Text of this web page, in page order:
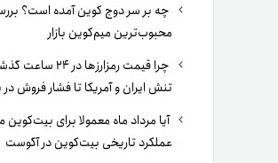
چه بر سر دوج کوین آمده است؟
محبوب‌ترین میم‌کوین بازار
چرا قیمت
تنش ایران و آمریکا تا فشار فروش در
آیا مرداد ماه معمولا برای
عملکرد تاریخی بیت‌کوین در آگوست